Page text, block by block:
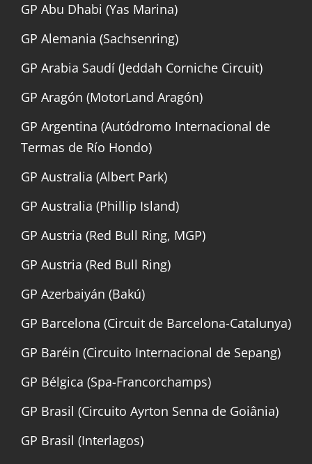
GP Abu Dhabi (Yas Marina)
GP Alemania (Sachsenring)
GP Arabia Saudí (Jeddah Corniche Circuit)
GP Aragón (MotorLand Aragón)
GP Argentina (Autódromo Internacional de
Termas de Río Hondo)
GP Australia (Albert Park)
GP Australia (Phillip Island)
GP Austria (Red Bull Ring, MGP)
GP Austria (Red Bull Ring)
GP Azerbaiyán (Bakú)
GP Barcelona (Circuit de Barcelona-Catalunya)
GP Baréin (Circuito Internacional de Sepang)
GP Bélgica (Spa-Francorchamps)
GP Brasil (Circuito Ayrton Senna de Goiânia)
GP Brasil (Interlagos)